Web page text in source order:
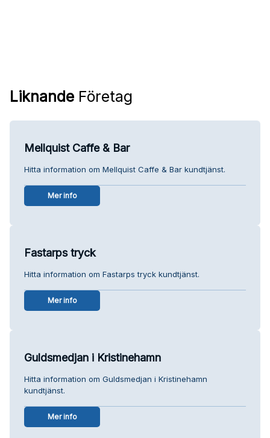
Liknande Företag
Mellquist Caffe & Bar
Hitta information om Mellquist Caffe & Bar kundtjänst.
Mer info
Fastarps tryck
Hitta information om Fastarps tryck kundtjänst.
Mer info
Guldsmedjan i Kristinehamn
Hitta information om Guldsmedjan i Kristinehamn
kundtjänst.
Mer info